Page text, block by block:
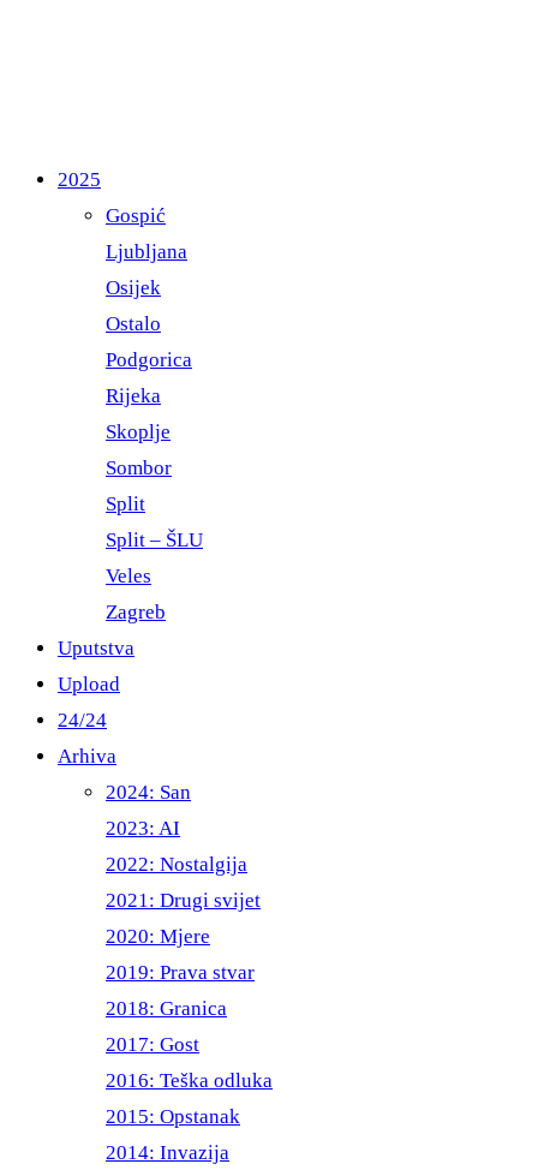
2025
Gospić
Ljubljana
Osijek
Ostalo
Podgorica
Rijeka
Skoplje
Sombor
Split
Split – ŠLU
Veles
Zagreb
Uputstva
Upload
24/24
Arhiva
2024: San
2023: AI
2022: Nostalgija
2021: Drugi svijet
2020: Mjere
2019: Prava stvar
2018: Granica
2017: Gost
2016: Teška odluka
2015: Opstanak
2014: Invazija